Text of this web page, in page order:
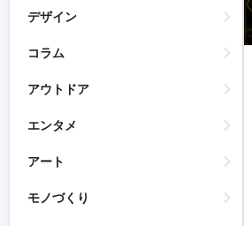
デザイン
コラム
アウトドア
エンタメ
アート
モノづくり